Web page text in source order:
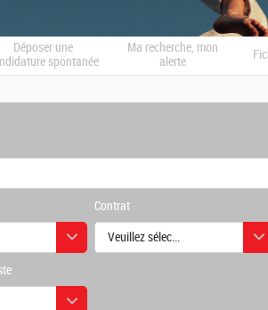
Déposer une
spontanée
Ma recherche, mon
alerte
une ou des valeurs
Contrat
Veuillez sélectionner une ou des
une ou des valeurs